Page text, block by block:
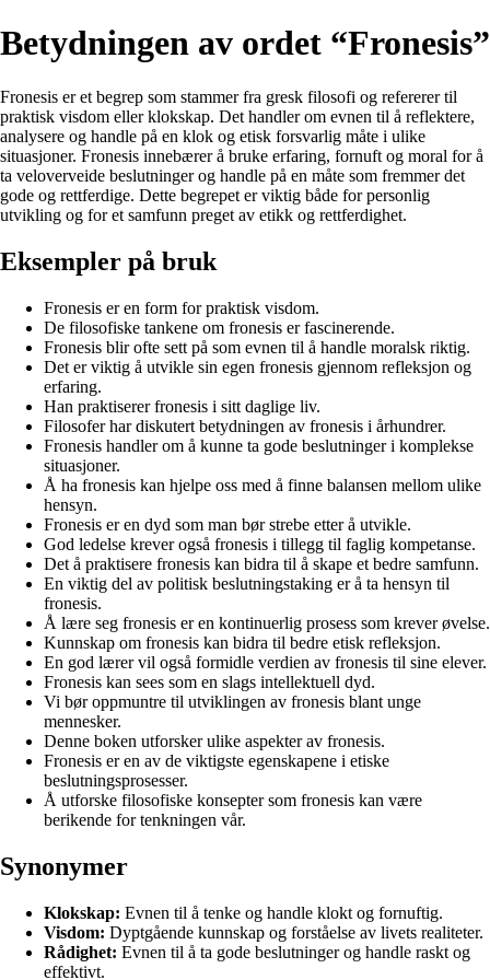
Betydningen av ordet “Fronesis”
Fronesis er et begrep som stammer fra gresk filosofi og refererer til
praktisk visdom eller klokskap. Det handler om evnen til å reflektere,
analysere og handle på en klok og etisk forsvarlig måte i ulike
situasjoner. Fronesis innebærer å bruke erfaring, fornuft og moral for å
ta veloverveide beslutninger og handle på en måte som fremmer det
gode og rettferdige. Dette begrepet er viktig både for personlig
utvikling og for et samfunn preget av etikk og rettferdighet.
Eksempler på bruk
Fronesis er en form for praktisk visdom.
De filosofiske tankene om fronesis er fascinerende.
Fronesis blir ofte sett på som evnen til å handle moralsk riktig.
Det er viktig å utvikle sin egen fronesis gjennom refleksjon og
erfaring.
Han praktiserer fronesis i sitt daglige liv.
Filosofer har diskutert betydningen av fronesis i århundrer.
Fronesis handler om å kunne ta gode beslutninger i komplekse
situasjoner.
Å ha fronesis kan hjelpe oss med å finne balansen mellom ulike
hensyn.
Fronesis er en dyd som man bør strebe etter å utvikle.
God ledelse krever også fronesis i tillegg til faglig kompetanse.
Det å praktisere fronesis kan bidra til å skape et bedre samfunn.
En viktig del av politisk beslutningstaking er å ta hensyn til
fronesis.
Å lære seg fronesis er en kontinuerlig prosess som krever øvelse.
Kunnskap om fronesis kan bidra til bedre etisk refleksjon.
En god lærer vil også formidle verdien av fronesis til sine elever.
Fronesis kan sees som en slags intellektuell dyd.
Vi bør oppmuntre til utviklingen av fronesis blant unge
mennesker.
Denne boken utforsker ulike aspekter av fronesis.
Fronesis er en av de viktigste egenskapene i etiske
beslutningsprosesser.
Å utforske filosofiske konsepter som fronesis kan være
berikende for tenkningen vår.
Synonymer
Klokskap: Evnen til å tenke og handle klokt og fornuftig.
Visdom: Dyptgående kunnskap og forståelse av livets realiteter.
Rådighet: Evnen til å ta gode beslutninger og handle raskt og
effektivt.